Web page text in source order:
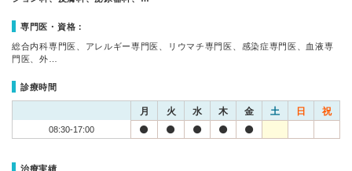
専門医・資格：
総合内科専門医、アレルギー専門医、リウマチ専門医、感染症専門医、血液専
門医、外…
診療時間
月 火 水 木 金 土 日 祝
08:30-17:00
治療実績